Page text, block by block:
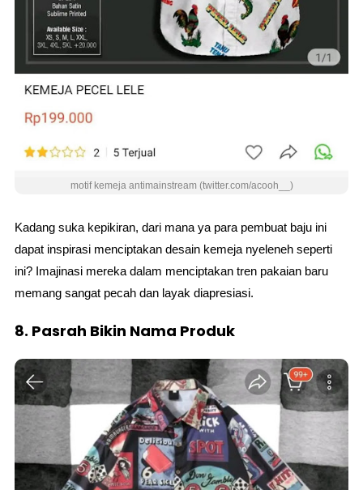
motif kemeja antimainstream (twitter.com/acooh__)
Kadang suka kepikiran, dari mana ya para pembuat baju ini
dapat inspirasi menciptakan desain kemeja nyeleneh seperti
ini? Imajinasi mereka dalam menciptakan tren pakaian baru
memang sangat pecah dan layak diapresiasi.
8. Pasrah Bikin Nama Produk